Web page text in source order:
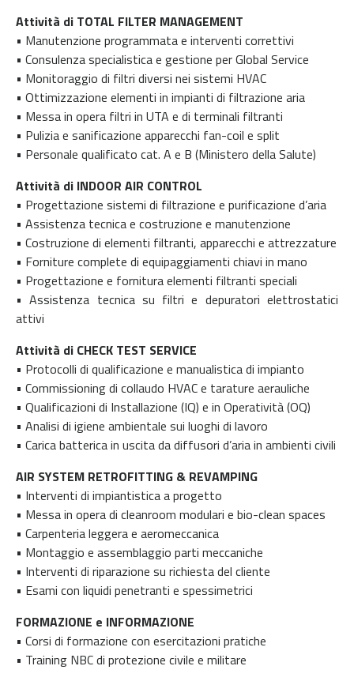
Attività di TOTAL FILTER MANAGEMENT
• Manutenzione programmata e interventi correttivi
• Consulenza specialistica e gestione per Global Service
• Monitoraggio di filtri diversi nei sistemi HVAC
• Ottimizzazione elementi in impianti di filtrazione aria
• Messa in opera filtri in UTA e di terminali filtranti
• Pulizia e sanificazione apparecchi fan-coil e split
• Personale qualificato cat. A e B (Ministero della Salute)
Attività di INDOOR AIR CONTROL
• Progettazione sistemi di filtrazione e purificazione d’aria
• Assistenza tecnica e costruzione e manutenzione
• Costruzione di elementi filtranti, apparecchi e attrezzature
• Forniture complete di equipaggiamenti chiavi in mano
• Progettazione e fornitura elementi filtranti speciali
• Assistenza tecnica su filtri e depuratori elettrostatici
attivi
Attività di CHECK TEST SERVICE
• Protocolli di qualificazione e manualistica di impianto
• Commissioning di collaudo HVAC e tarature aerauliche
• Qualificazioni di Installazione (IQ) e in Operatività (OQ)
• Analisi di igiene ambientale sui luoghi di lavoro
• Carica batterica in uscita da diffusori d’aria in ambienti civili
AIR SYSTEM RETROFITTING & REVAMPING
• Interventi di impiantistica a progetto
• Messa in opera di cleanroom modulari e bio-clean spaces
• Carpenteria leggera e aeromeccanica
• Montaggio e assemblaggio parti meccaniche
• Interventi di riparazione su richiesta del cliente
• Esami con liquidi penetranti e spessimetrici
FORMAZIONE e INFORMAZIONE
• Corsi di formazione con esercitazioni pratiche
• Training NBC di protezione civile e militare